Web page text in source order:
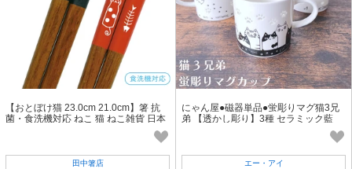
【おとぼけ猫 23.0cm 21.0cm】箸 抗
菌・食洗機対応 ねこ 猫 ねこ雑貨 日本
田中箸店
にゃん屋●磁器単品●蛍彫りマグ猫3兄
弟 【透かし彫り】3種 セラミック藍
エー・アイ